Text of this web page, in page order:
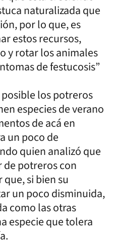
naturalizada que
por lo que, es
estos recursos,
y rotar los animales
de festucosis”
los potreros
especies de verano
de acá en
un poco de
quien analizó que
de potreros con
si bien su
un poco disminuida,
como las otras
especie que tolera